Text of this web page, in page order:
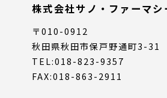
株式会社サノ・ファーマシ
〒010-0912
秋田県秋田市保戸野通町3-31
TEL:018-823-9357
FAX:018-863-2911